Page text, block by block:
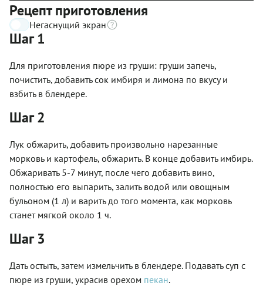
Рецепт приготовления
Негаснущий экран
Шаг 1
Для приготовления пюре из груши: груши запечь,
почистить, добавить сок имбиря и лимона по вкусу и
взбить в блендере.
Шаг 2
Лук обжарить, добавить произвольно нарезанные
морковь и картофель, обжарить. В конце добавить имбирь.
Обжаривать 5-7 минут, после чего добавить вино,
полностью его выпарить, залить водой или овощным
бульоном (1 л) и варить до того момента, как морковь
станет мягкой около 1 ч.
Шаг 3
Дать остыть, затем измельчить в блендере. Подавать суп с
пюре из груши, украсив орехом пекан.